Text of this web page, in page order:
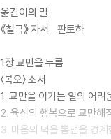
옮긴이의 말
《칠극》 자서_ 판토하
1장 교만을 누름
〈복오〉 소서
1. 교만을 이기는 일의 어려
2. 육신의 행복으로 교만해
3. 마음의 덕을 뽐냄을 경계